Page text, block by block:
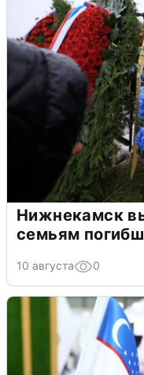
Нижнекамск
семьям
10 августа 0